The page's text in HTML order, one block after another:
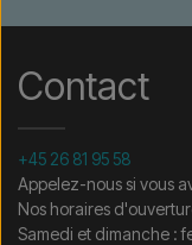
Contact
+45 26 81 95 58
Appelez-nous si vous
Nos horaires
Samedi et dimanche :